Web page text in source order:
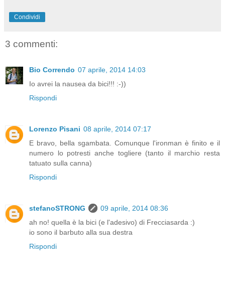
Condividi
3 commenti:
Bio Correndo 07 aprile, 2014 14:03
Io avrei la nausea da bici!!! :-))
Rispondi
Lorenzo Pisani 08 aprile, 2014 07:17
E bravo, bella sgambata. Comunque l'ironman è finito e il
numero lo potresti anche togliere (tanto il marchio resta
tatuato sulla canna)
Rispondi
stefanoSTRONG
09 aprile, 2014 08:36
ah no! quella è la bici (e l'adesivo) di Frecciasarda :)
io sono il barbuto alla sua destra
Rispondi